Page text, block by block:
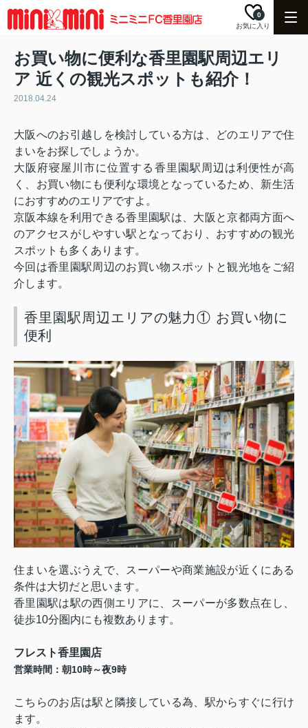
お気に入り
0
お買い物に便利な香里園駅周辺エリ
ア 近くの観光スポットも紹介！
2018.04.24
大阪へのお引越しを検討している方は、どのエリアで住
まいをお探しでしょうか。
大阪府寝屋川市に位置する香里園駅周辺は利便性が高
く、お買い物にも便利な環境となっているため、新生活
におすすめのエリアですよ。
京阪本線を利用できる香里園駅は、大阪と京都両方面へ
のアクセスがしやすい駅となっており、おすすめの観光
スポットも多くあります。
今回は香里園駅周辺のお買い物スポットと観光地をご紹
介します。
香里園駅周辺エリアの魅力① お買い物に
便利
住まいを選ぶうえで、スーパーや商業施設が近くにある
条件は大切だと思います。
香里園駅は駅の西側エリアに、スーパーが多数点在し、
徒歩10分圏内にも複数あります。
フレスト香里園店
営業時間：朝 10時～夜9時
こちらのお店は駅と隣接している為、駅からすぐに行け
ます。